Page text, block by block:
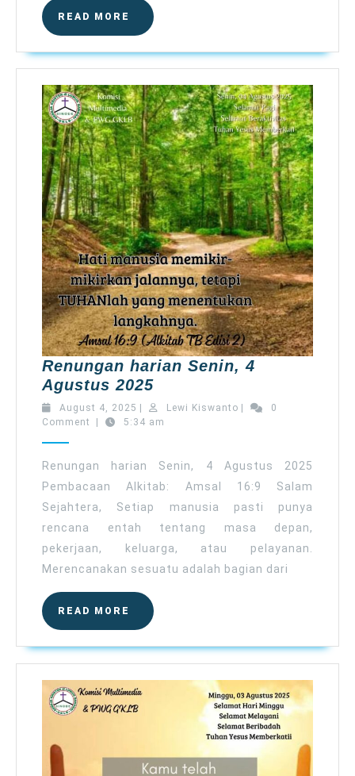
Jemaat
MPHS
GKLB
READ MORE
READ
MORE
Renungan harian Senin, 4
Agustus 2025Renungan
harian
Senin,
Agustus
2025
August 4, 2025 August
4,
Lewi KiswantoLewi
0
Comment
5:34 am
Renungan harian Senin, 4 Agustus 2025
Pembacaan Alkitab: Amsal 16:9 Salam
Sejahtera, Setiap manusia pasti punya
rencana entah tentang masa depan,
pekerjaan, keluarga, atau pelayanan.
Merencanakan sesuatu adalah bagian dari
READ MORE
READ
MORE